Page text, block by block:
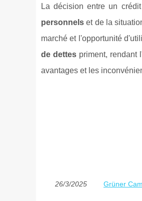
La décision entre un
personnels et de la
marché et l'opportunité
de dettes priment, rendant
avantages et les
26/3/2025 Grüner